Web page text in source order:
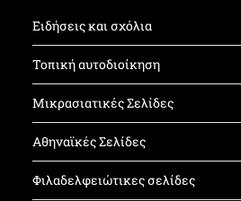
Ειδήσεις και σχόλια
Τοπική αυτοδιοίκηση
Μικρασιατικές Σελίδες
Αθηναϊκές Σελίδες
Φιλαδελφειώτικες σελίδες